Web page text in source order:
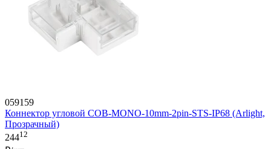
059159
Коннектор угловой COB-MONO-10mm-2pin-STS-IP68 (Arlight,
Прозрачный)
24412